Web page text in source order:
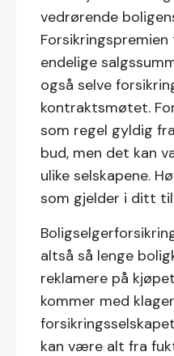
vedrørende
endelige
også selve
kontraktsmøtet.
som regel gyldig
bud, men det kan
ulike selskapene.
som gjelder i ditt
altså så lenge
reklamere på
kommer med
kan være alt fra